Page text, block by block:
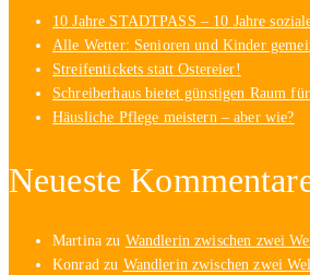
10 Jahre STADTPASS – 10 Jahre
Alle Wetter: Senioren und Kinder
Streifentickets statt Ostereier!
Schreiberhaus bietet günstigen Raum
Häusliche Pflege meistern – aber wie?
Neueste
Martina zu Wandlerin zwischen zwei
Konradzu Wandlerin zwischen zwei